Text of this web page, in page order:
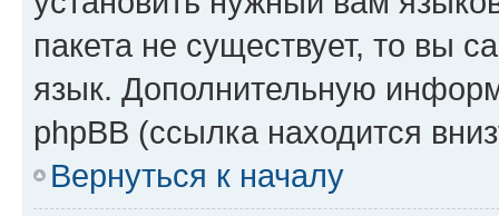
пакета не существует, то вы
язык. Дополнительную
phpBB (ссылка находится
Вернуться к началу